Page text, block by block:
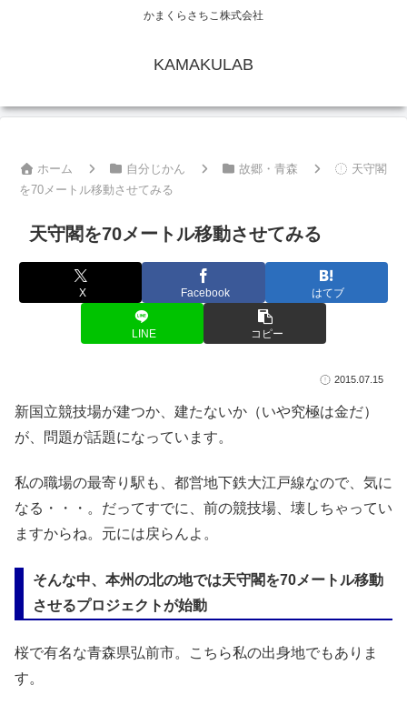
かまくらさちこ株式会社
KAMAKULAB
ホーム 自分じかん 故郷・青森
天守閣
を70メートル移動させてみる
天守閣を70メートル移動させてみる
X Facebook はてブ
LINE コピー
2015.07.15
新国立競技場が建つか、建たないか（いや究極は金だ）
が、問題が話題になっています。
私の職場の最寄り駅も、都営地下鉄大江戸線なので、気に
なる・・・。だってすでに、前の競技場、壊しちゃってい
ますからね。元には戻らんよ。
そんな中、本州の北の地では天守閣を70メートル移動
させるプロジェクトが始動
桜で有名な青森県弘前市。こちら私の出身地でもありま
す。